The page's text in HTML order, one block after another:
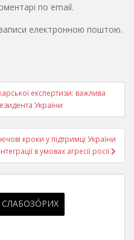
по email.
електронною поштою.
експертизи: важлива
України
кроки у підтримці України
в умовах агресії росії